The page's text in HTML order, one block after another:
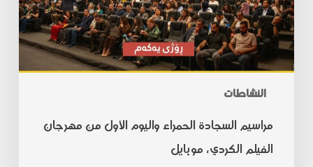
النشاطات
مراسيم السجادة الحمراء واليوم الأول من مهرجان
الفيلم الكردي، موبايل